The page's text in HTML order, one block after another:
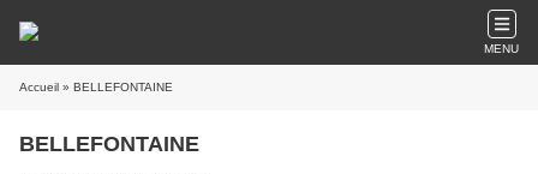
MENU
Accueil » BELLEFONTAINE
BELLEFONTAINE